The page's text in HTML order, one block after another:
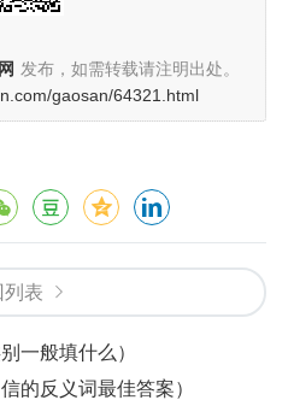
发布，如需转载请注明出处。
gaosan/64321.html
列表
一般填什么）
的反义词最佳答案）